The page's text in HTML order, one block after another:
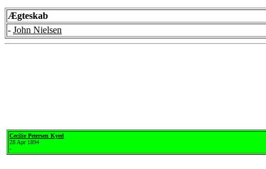
Ægteskab
- John Nielsen
Cecilie Petersen Kyed
28 Apr 1894
-